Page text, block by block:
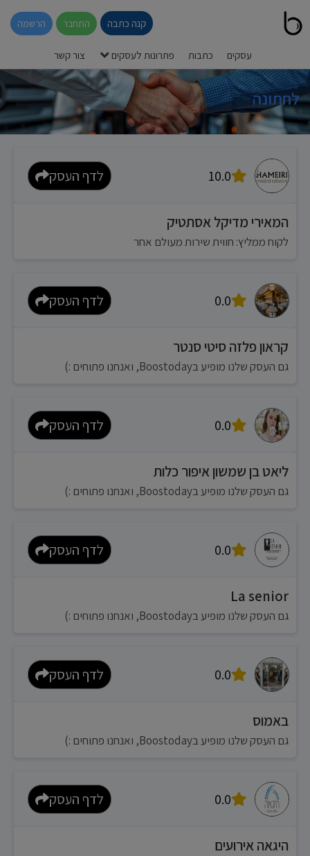
קנה כתבה התחבר הרשמה
עסקים כתבות פתרונות לעסקים צור קשר
לחתונה
10.0 לדף העסק
המאירי מדיקל אסתטיק
לקוח ממליץ: חווית שירות מעולם אחר
0.0 לדף העסק
קראון פלזה סיטי סנטר
גם העסק שלנו מופיע בBoostoday, ואנחנו פתוחים :)
0.0 לדף העסק
ליאט בן שמשון איפור כלות
גם העסק שלנו מופיע בBoostoday, ואנחנו פתוחים :)
0.0 לדף העסק
La senior
גם העסק שלנו מופיע בBoostoday, ואנחנו פתוחים :)
0.0 לדף העסק
באמוס
גם העסק שלנו מופיע בBoostoday, ואנחנו פתוחים :)
0.0 לדף העסק
היגאה אירועים